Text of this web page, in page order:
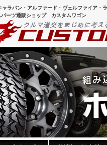
ャラバン・アルファード・ヴェルファイア・
パーツ通販ショップ カスタムワゴン